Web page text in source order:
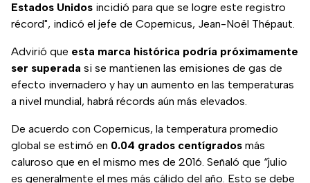
Estados Unidos incidió para que se logre este registro
récord", indicó el jefe de Copernicus, Jean-Noël Thépaut.
Advirió que esta marca histórica podría próximamente
ser superada si se mantienen las emisiones de gas de
efecto invernadero y hay un aumento en las temperaturas
a nivel mundial, habrá récords aún más elevados.
De acuerdo con Copernicus, la temperatura promedio
global se estimó en 0.04 grados centígrados más
caluroso que en el mismo mes de 2016. Señaló que “julio
es generalmente el mes más cálido del año. Esto se debe